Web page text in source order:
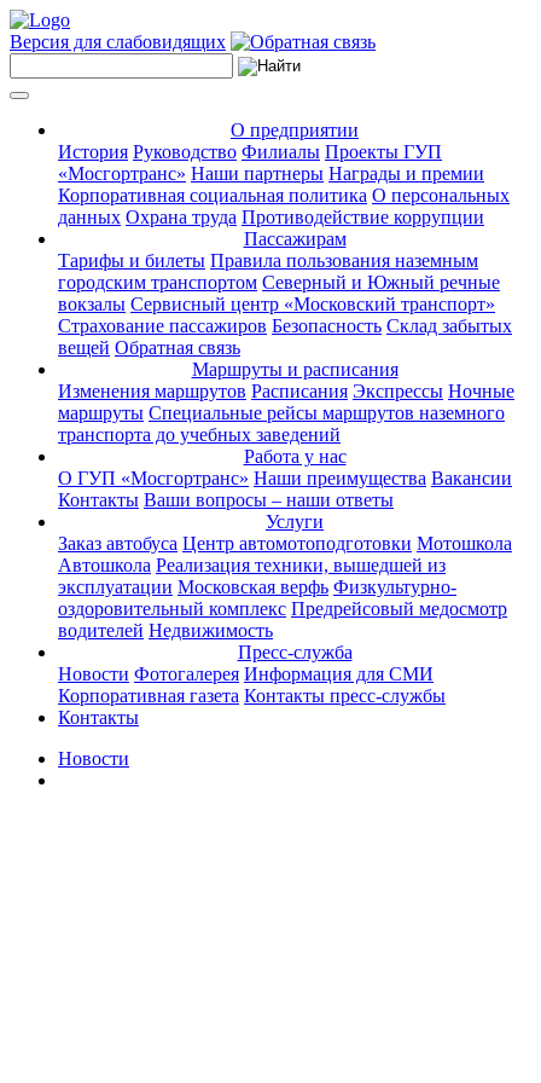
Версия для слабовидящих
О предприятии
История Руководство Филиалы Проекты ГУП
«Мосгортранс» Наши партнеры Награды и премии
Корпоративная социальная политика О персональных
данных Охрана труда Противодействие коррупции
Пассажирам
Тарифы и билеты Правила пользования наземным
городским транспортом Северный и Южный речные
вокзалы Сервисный центр «Московский транспорт»
Страхование пассажиров Безопасность Склад забытых
вещей Обратная связь
Маршруты и расписания
Изменения маршрутов Расписания Экспрессы Ночные
маршруты Специальные рейсы маршрутов наземного
транспорта до учебных заведений
Работа у нас
О ГУП «Мосгортранс» Наши преимущества Вакансии
Контакты Ваши вопросы – наши ответы
Услуги
Заказ автобуса Центр автомотоподготовки Мотошкола
Автошкола Реализация техники, вышедшей из
эксплуатации Московская верфь Физкультурно-
оздоровительный комплекс Предрейсовый медосмотр
водителей Недвижимость
Пресс-служба
Новости Фотогалерея Информация для СМИ
Корпоративная газета Контакты пресс-службы
Контакты
Новости